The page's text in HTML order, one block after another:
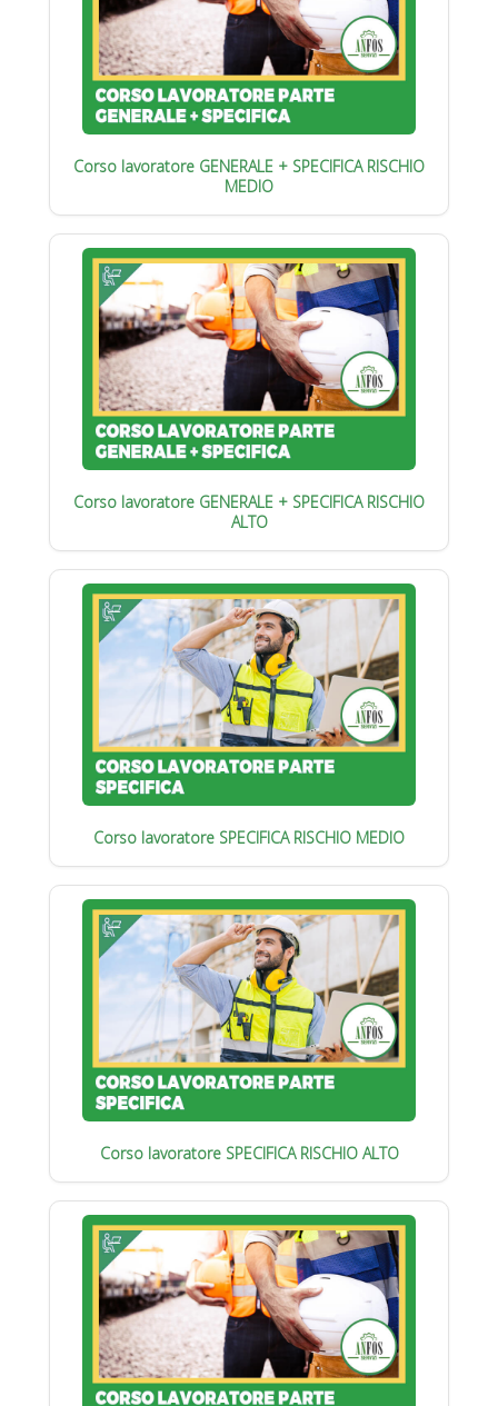
Corso lavoratore GENERALE + SPECIFICA RISCHIO
MEDIO
Corso lavoratore GENERALE + SPECIFICA RISCHIO
ALTO
Corso lavoratore SPECIFICA RISCHIO MEDIO
Corso lavoratore SPECIFICA RISCHIO ALTO